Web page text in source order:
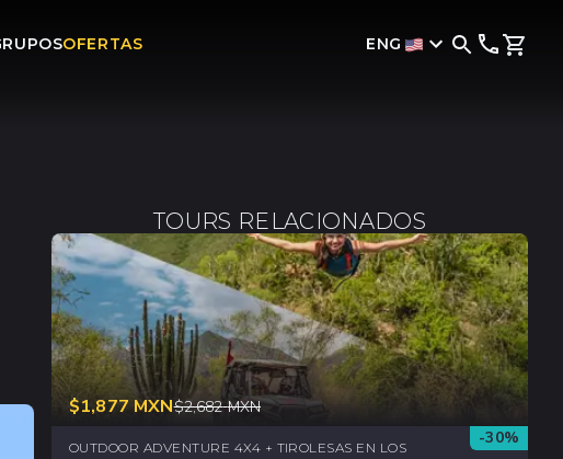
OFERTAS ENG
TOURS RELACIONADOS
$1,877 MXN$2,682 MXN
-30%
OUTDOOR ADVENTURE 4X4 + TIROLESAS EN LOS